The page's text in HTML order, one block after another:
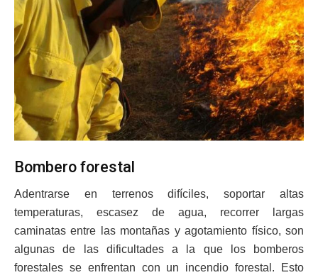
Bombero forestal
Adentrarse en terrenos difíciles, soportar altas
temperaturas, escasez de agua, recorrer largas
caminatas entre las montañas y agotamiento físico, son
algunas de las dificultades a la que los bomberos
forestales se enfrentan con un incendio forestal. Esto